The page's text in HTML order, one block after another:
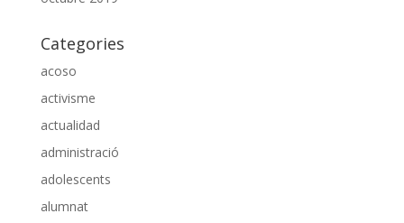
Categories
acoso
activisme
actualidad
administració
adolescents
alumnat